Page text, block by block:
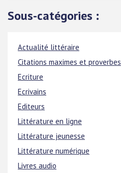
Sous-catégories :
Actualité littéraire
Citations maximes et proverbes
Ecriture
Ecrivains
Editeurs
Littérature en ligne
Littérature jeunesse
Littérature numérique
Livres audio